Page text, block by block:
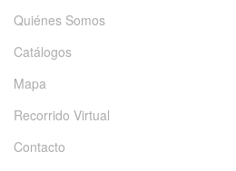
Quiénes Somos
Catálogos
Mapa
Recorrido Virtual
Contacto